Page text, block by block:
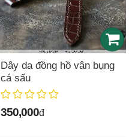
Dây da đồng hồ vân bụng
cá sấu
350,000đ